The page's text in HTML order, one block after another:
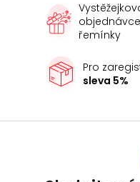
řemínky
Pro
sleva 5%